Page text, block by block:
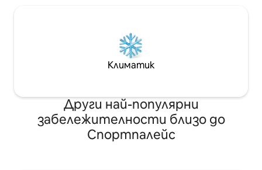
Климатик
Други най-популярни
забележителности близо до
Спортпалейс